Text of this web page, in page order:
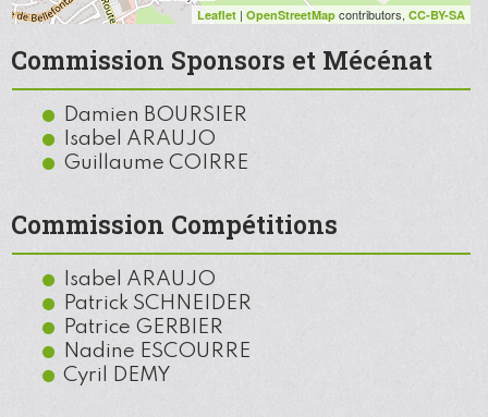
Leaflet| OpenStreetMapcontributors, CC-BY-SA
Commission Sponsors et Mécénat
Damien BOURSIER
Isabel ARAUJO
Guillaume COIRRE
Commission Compétitions
Isabel ARAUJO
Patrick SCHNEIDER
Patrice GERBIER
Nadine ESCOURRE
Cyril DEMY